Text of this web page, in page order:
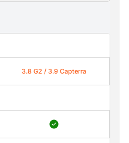
3.8 G2 / 3.9 Capterra